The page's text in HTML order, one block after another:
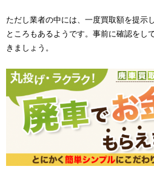
ただし業者の中には、一度買取額を提示
ところもあるようです。事前に確認をし
きましょう。